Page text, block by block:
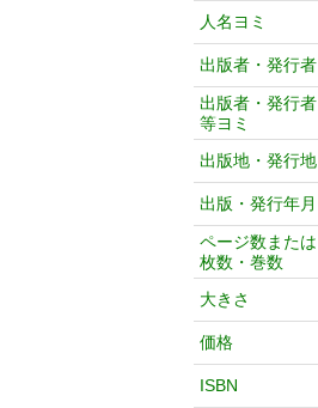
人名ヨミ
出版者・発行者
出版者・発行者
等ヨミ
出版地・発行地
出版・発行年月
ページ数または
枚数・巻数
大きさ
価格
ISBN